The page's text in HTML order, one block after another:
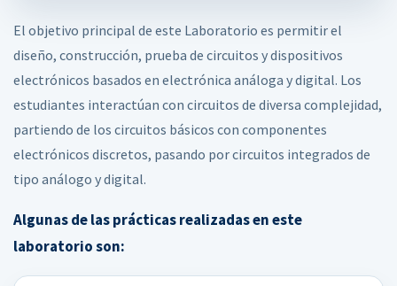
El objetivo principal de este Laboratorio es permitir el
diseño, construcción, prueba de circuitos y dispositivos
electrónicos basados en electrónica análoga y digital. Los
estudiantes interactúan con circuitos de diversa complejidad,
partiendo de los circuitos básicos con componentes
electrónicos discretos, pasando por circuitos integrados de
tipo análogo y digital.
Algunas de las prácticas realizadas en este
laboratorio son: